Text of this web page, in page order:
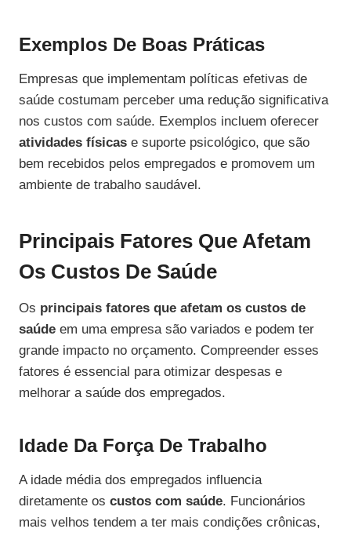
Exemplos De Boas Práticas
Empresas que implementam políticas efetivas de
saúde costumam perceber uma redução significativa
nos custos com saúde. Exemplos incluem oferecer
atividades físicas e suporte psicológico, que são
bem recebidos pelos empregados e promovem um
ambiente de trabalho saudável.
Principais Fatores Que Afetam
Os Custos De Saúde
Os principais fatores que afetam os custos de
saúde em uma empresa são variados e podem ter
grande impacto no orçamento. Compreender esses
fatores é essencial para otimizar despesas e
melhorar a saúde dos empregados.
Idade Da Força De Trabalho
A idade média dos empregados influencia
diretamente os custos com saúde. Funcionários
mais velhos tendem a ter mais condições crônicas,